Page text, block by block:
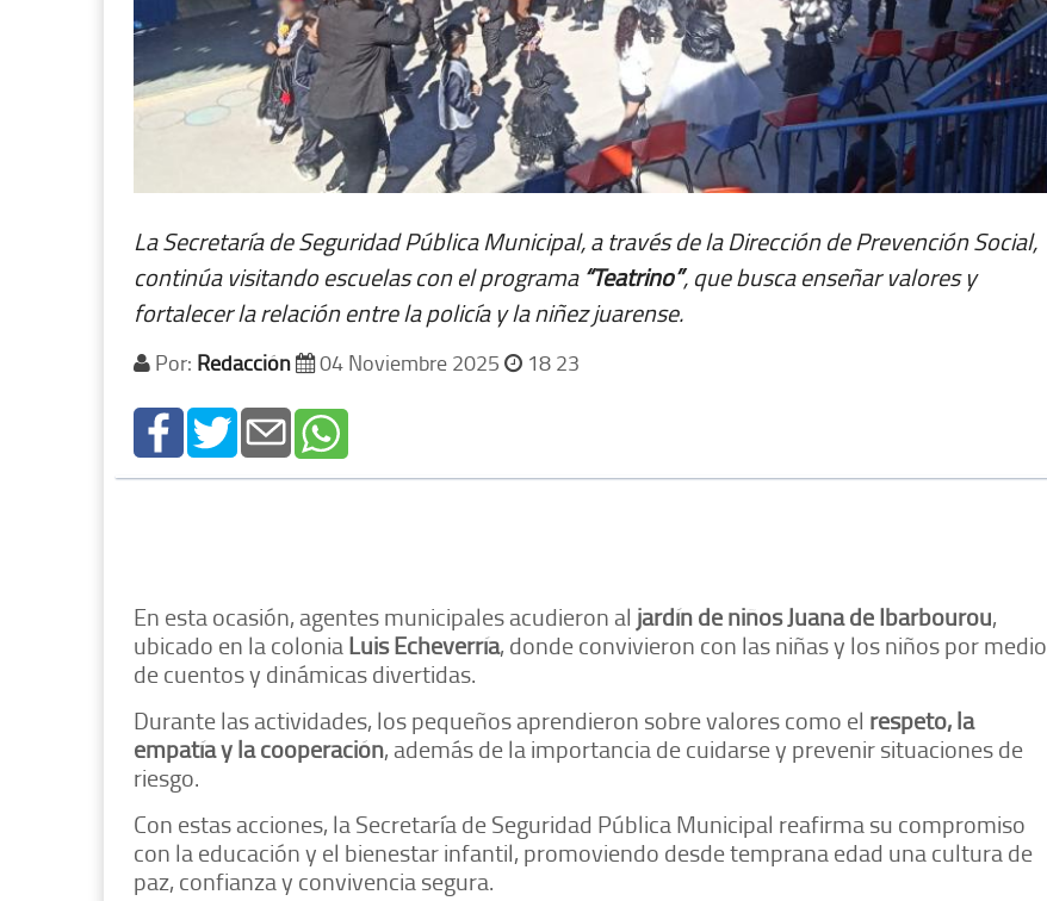
La Secretaría de Seguridad Pública Municipal, a través de la Dirección de Prevención Social,
continúa visitando escuelas con el programa “Teatrino”, que busca enseñar valores y
fortalecer la relación entre la policía y la niñez juarense.
Por: Redacción 04 Noviembre 2025 18 23
En esta ocasión, agentes municipales acudieron al jardín de niños Juana de Ibarbourou,
ubicado en la coloniaLuis Echeverría, donde convivieron con las niñas y los niños por medio
de cuentos y dinámicas divertidas.
Durante las actividades, los pequeños aprendieron sobre valores como el respeto, la
empatía y la cooperación, además de la importancia de cuidarse y prevenir situaciones de
riesgo.
Con estas acciones, la Secretaría de Seguridad Pública Municipal reafirma su compromiso
con la educación y el bienestar infantil, promoviendo desde temprana edad una cultura de
paz, confianza y convivencia segura.